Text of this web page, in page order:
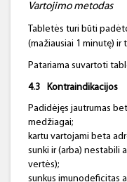
Vartojimo metodas
Tabletės turi būti
(mažiausiai 1 minutę) ir
Patariama suvartoti
4.3
Kontraindikacijos
Padidėjęs jautrumas
medžiagai;
kartu vartojami beta
sunki ir (arba) nestabili
vertės);
sunkus imunodeficitas